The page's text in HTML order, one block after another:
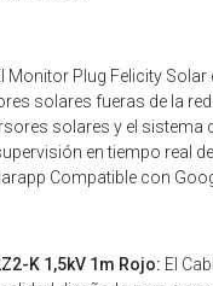
Monitor Plug Felicity
solares fueras de la
solares y el sistema
en tiempo real
Compatible con
K 1,5kV 1m Rojo: El